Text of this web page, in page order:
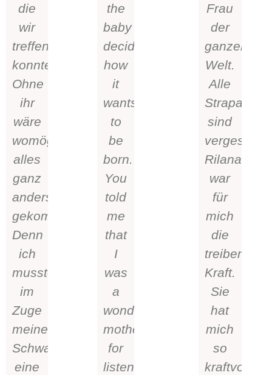
die
wir
treffen
konnten.
Ohne
ihr
wäre
womöglich
alles
ganz
anders
gekommen.
Denn
ich
musste
im
Zuge
meiner
Schwangerschaft
eine
the
baby
decides
how
it
wants
to
be
born.
You
told
me
that
I
was
a
wonderful
mother
for
listening
Frau
der
ganzen
Welt.
Alle
Strapazen
sind
vergessen.
Rilana
war
für
mich
die
treibende
Kraft.
Sie
hat
mich
so
kraftvoll